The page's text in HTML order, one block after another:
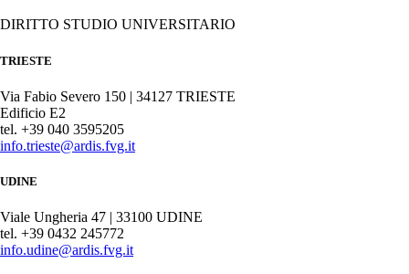
DIRITTO STUDIO UNIVERSITARIO
TRIESTE
Via Fabio Severo 150 | 34127 TRIESTE
Edificio E2
tel. +39 040 3595205
info.trieste@ardis.fvg.it
UDINE
Viale Ungheria 47 | 33100 UDINE
tel. +39 0432 245772
info.udine@ardis.fvg.it